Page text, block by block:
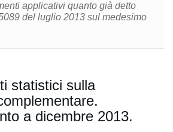
applicativi quanto già detto
del luglio 2013 sul medesimo
statistici sulla
a dicembre 2013.